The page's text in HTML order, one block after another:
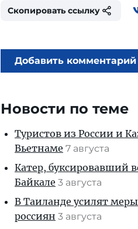
Скопировать ссылку
Добавить комментарий
Новости по теме
Туристов из России и
Вьетнаме 7 августа
Катер, буксировавший
Байкале 3 августа
В Таиланде усилят меры
россиян 3 августа